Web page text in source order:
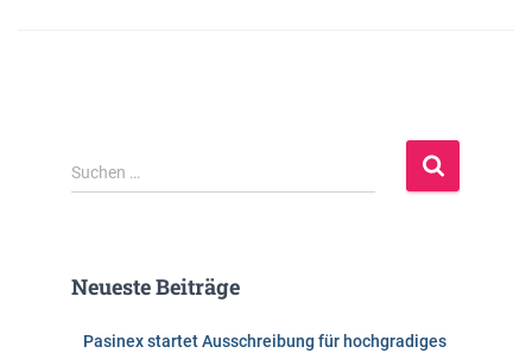
S
u
n
Suchen …
Neueste Beiträge
Pasinex startet Ausschreibung für hochgradiges